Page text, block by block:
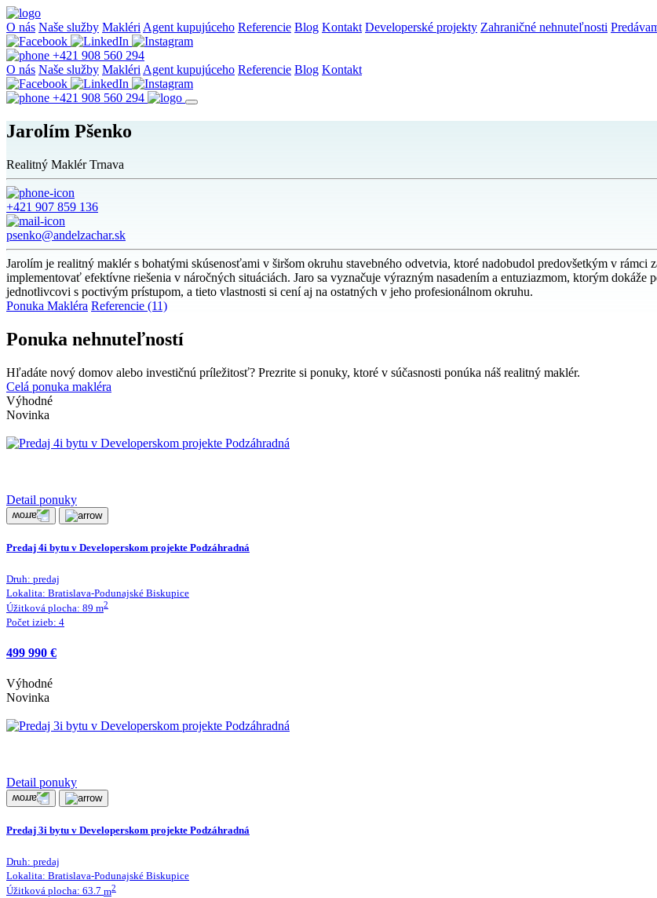
O nás Naše služby Makléri Agent kupujúceho Referencie Blog Kontakt Developerské projekty Zahraničné nehnuteľnosti
+421 908 560 294
O nás Naše služby Makléri Agent kupujúceho Referencie Blog Kontakt
+421 908 560 294
Jarolím Pšenko
Realitný Maklér Trnava
+421 907 859 136
psenko@andelzachar.sk
Jarolím je realitný maklér s bohatými skúsenosťami v širšom okruhu stavebného odvetvia, ktoré nadobudol predovšetkým v
implementovať efektívne riešenia v náročných situáciách. Jaro sa vyznačuje výrazným nasadením a entuziazmom, ktorým
jednotlivcovi s poctivým prístupom, a tieto vlastnosti si cení aj na ostatných v jeho profesionálnom okruhu.
Ponuka Makléra Referencie (11)
Ponuka nehnuteľností
Hľadáte nový domov alebo investičnú príležitosť? Prezrite si ponuky, ktoré v súčasnosti ponúka náš realitný maklér.
Celá ponuka makléra
Výhodné
Novinka
Detail ponuky
Predaj 4i bytu v Developerskom projekte Podzáhradná
Druh: predaj
Lokalita: Bratislava-Podunajské Biskupice
Úžitková plocha: 89 m2
Počet izieb: 4
499 990 €
Výhodné
Novinka
Detail ponuky
Predaj 3i bytu v Developerskom projekte Podzáhradná
Druh: predaj
Lokalita: Bratislava-Podunajské Biskupice
Úžitková plocha: 63.7 m2